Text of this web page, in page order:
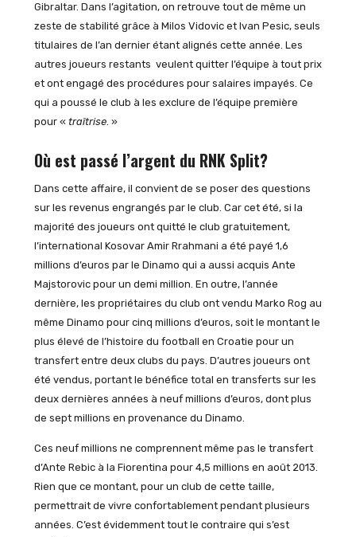
Gibraltar. Dans l’agitation, on retrouve tout de même un
zeste de stabilité grâce à Milos Vidovic et Ivan Pesic, seuls
titulaires de l’an dernier étant alignés cette année. Les
autres joueurs restants veulent quitter l’équipe à tout prix
et ont engagé des procédures pour salaires impayés. Ce
qui a poussé le club à les exclure de l’équipe première
pour « traîtrise. »
Où est passé l’argent du RNK Split?
Dans cette affaire, il convient de se poser des questions
sur les revenus engrangés par le club. Car cet été, si la
majorité des joueurs ont quitté le club gratuitement,
l’international Kosovar Amir Rrahmani a été payé 1,6
millions d’euros par le Dinamo qui a aussi acquis Ante
Majstorovic pour un demi million. En outre, l’année
dernière, les propriétaires du club ont vendu Marko Rog au
même Dinamo pour cinq millions d’euros, soit le montant le
plus élevé de l’histoire du football en Croatie pour un
transfert entre deux clubs du pays. D’autres joueurs ont
été vendus, portant le bénéfice total en transferts sur les
deux dernières années à neuf millions d’euros, dont plus
de sept millions en provenance du Dinamo.
Ces neuf millions ne comprennent même pas le transfert
d’Ante Rebic à la Fiorentina pour 4,5 millions en août 2013.
Rien que ce montant, pour un club de cette taille,
permettrait de vivre confortablement pendant plusieurs
années. C’est évidemment tout le contraire qui s’est